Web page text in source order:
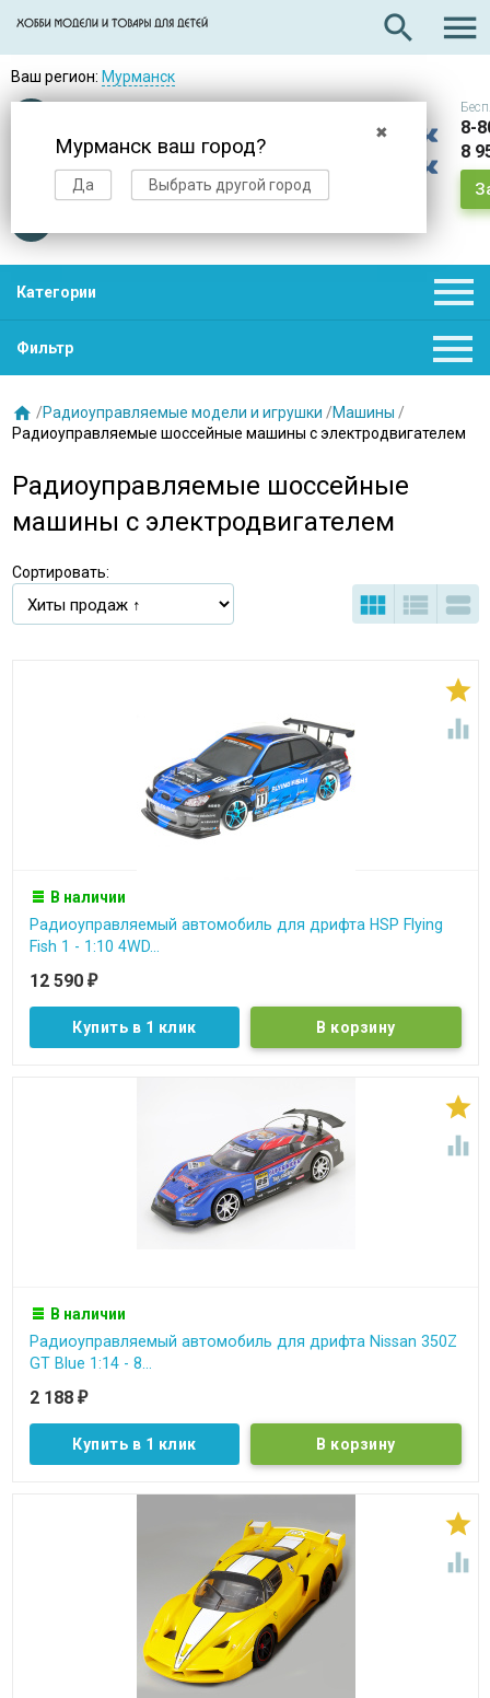
search 
Ваш регион: Мурманск
✖
Мурманск ваш город?
Да Выбрать другой город
Доставкав день заказа
8-
8
Категории 
Фильтр 
 /Радиоуправляемые модели и игрушки /Машины /
Радиоуправляемые шоссейные машины с электродвигателем
Радиоуправляемые шоссейные
машины с электродвигателем
Сортировать:
  


В наличии
Радиоуправляемый автомобиль для дрифта HSP Flying
Fish 1 - 1:10 4WD...
12 590 ₽
Купить в 1 клик


В наличии
Радиоуправляемый автомобиль для дрифта Nissan 350Z
GT Blue 1:14 - 8...
2 188 ₽
Купить в 1 клик

